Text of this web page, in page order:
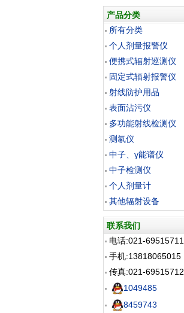
产品分类
所有分类
个人剂量报警仪
便携式辐射巡测仪
固定式辐射报警仪
射线防护用品
表面沾污仪
多功能射线检测仪
测氡仪
中子、γ能谱仪
中子检测仪
个人剂量计
其他辐射设备
联系我们
电话:021-69515711
手机:13818065015
传真:021-69515712
1049485
8459743